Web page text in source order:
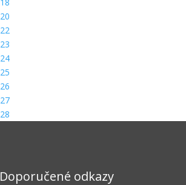
Doporučené odkazy